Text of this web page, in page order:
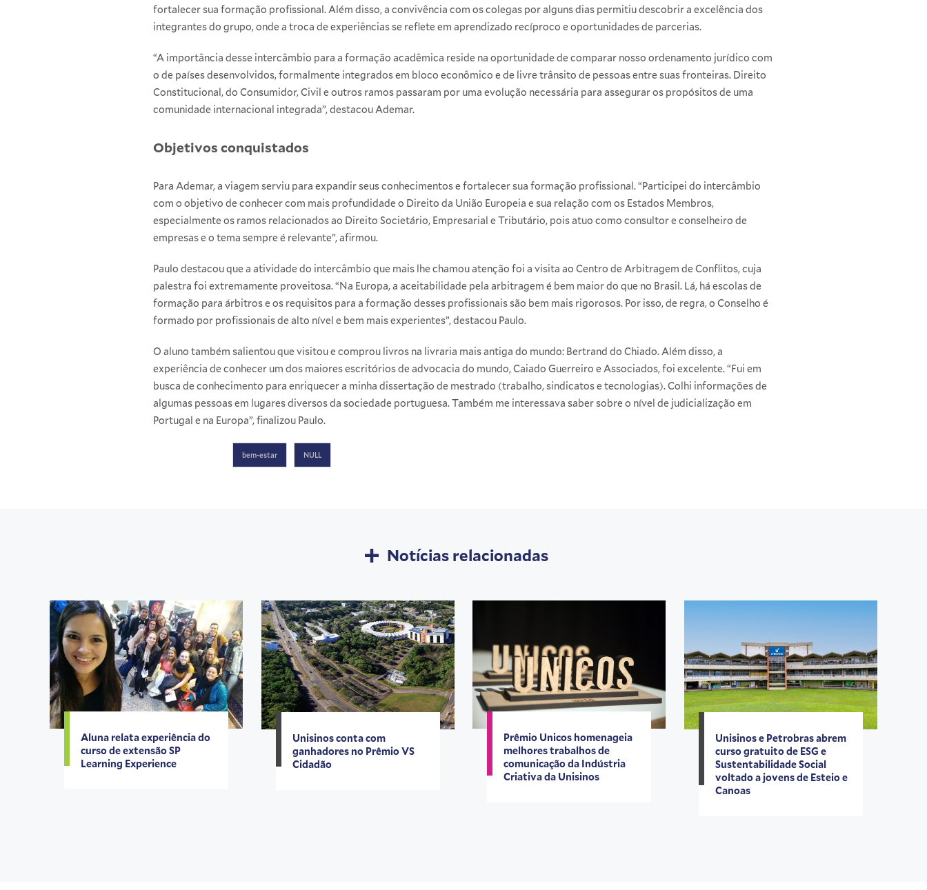
fortalecer sua formação profissional. Além disso, a convivência com os colegas por alguns dias permitiu descobrir a excelência dos
integrantes do grupo, onde a troca de experiências se reflete em aprendizado recíproco e oportunidades de parcerias.
“A importância desse intercâmbio para a formação acadêmica reside na oportunidade de comparar nosso ordenamento jurídico com
o de países desenvolvidos, formalmente integrados em bloco econômico e de livre trânsito de pessoas entre suas fronteiras. Direito
Constitucional, do Consumidor, Civil e outros ramos passaram por uma evolução necessária para assegurar os propósitos de uma
comunidade internacional integrada”, destacou Ademar.
Objetivos conquistados
Para Ademar, a viagem serviu para expandir seus conhecimentos e fortalecer sua formação profissional. “Participei do intercâmbio
com o objetivo de conhecer com mais profundidade o Direito da União Europeia e sua relação com os Estados Membros,
especialmente os ramos relacionados ao Direito Societário, Empresarial e Tributário, pois atuo como consultor e conselheiro de
empresas e o tema sempre é relevante”, afirmou.
Paulo destacou que a atividade do intercâmbio que mais lhe chamou atenção foi a visita ao Centro de Arbitragem de Conflitos, cuja
palestra foi extremamente proveitosa. “Na Europa, a aceitabilidade pela arbitragem é bem maior do que no Brasil. Lá, há escolas de
formação para árbitros e os requisitos para a formação desses profissionais são bem mais rigorosos. Por isso, de regra, o Conselho é
formado por profissionais de alto nível e bem mais experientes”, destacou Paulo.
O aluno também salientou que visitou e comprou livros na livraria mais antiga do mundo: Bertrand do Chiado. Além disso, a
experiência de conhecer um dos maiores escritórios de advocacia do mundo, Caiado Guerreiro e Associados, foi excelente. “Fui em
busca de conhecimento para enriquecer a minha dissertação de mestrado (trabalho, sindicatos e tecnologias). Colhi informações de
algumas pessoas em lugares diversos da sociedade portuguesa. Também me interessava saber sobre o nível de judicialização em
Portugal e na Europa”, finalizou Paulo.
bem-estar NULL
Notícias relacionadas
Aluna relata experiência do
curso de extensão SP
Learning Experience
Unisinos conta com
ganhadores no Prêmio VS
Cidadão
Prêmio Unicos homenageia
melhores trabalhos de
comunicação da Indústria
Criativa da Unisinos
Unisinos e Petrobras abrem
curso gratuito de ESG e
Sustentabilidade Social
voltado a jovens de Esteio e
Canoas